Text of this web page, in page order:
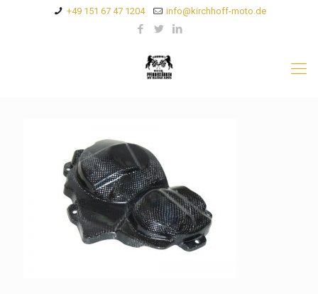
+49 151 67 47 1204 info@kirchhoff-moto.de